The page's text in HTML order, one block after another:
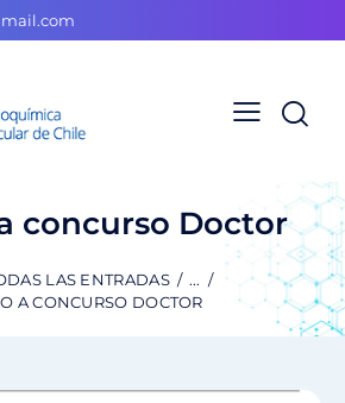
concurso Doctor
LAS ENTRADAS
...
A CONCURSO DOCTOR